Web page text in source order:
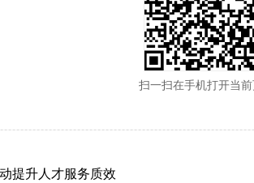
扫一扫在手机打开当
提升人才服务质效